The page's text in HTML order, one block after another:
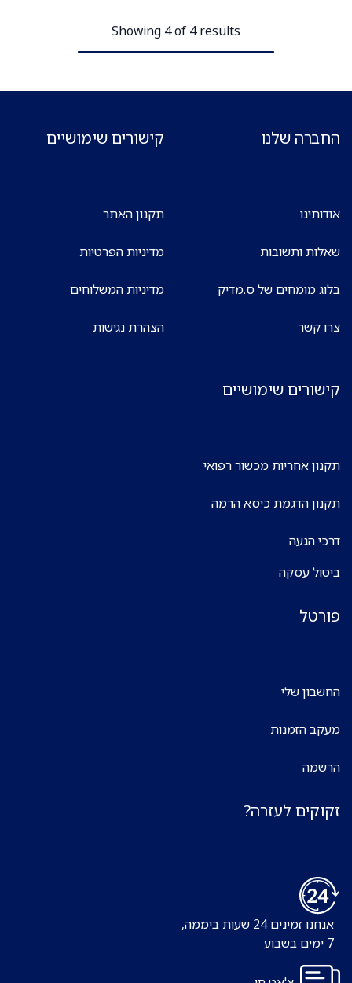
Showing 4 of 4 results
החברה שלנו
אודותינו
שאלות ותשובות
בלוג מומחים של ס.מדיק
צרו קשר
קישורים שימושיים
תקנון האתר
מדיניות הפרטיות
מדיניות המשלוחים
הצהרת נגישות
קישורים שימושיים
תקנון אחריות מכשור רפואי
תקנון הדגמת כיסא הרמה
דרכי הגעה
ביטול עסקה
פורטל
החשבון שלי
מעקב הזמנות
הרשמה
זקוקים לעזרה?
אנחנו זמינים 24 שעות ביממה,